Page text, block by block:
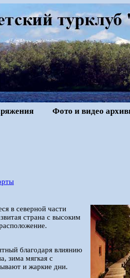
Фото и видео
в северной части
страна с высоким
благодаря влиянию
зима мягкая с
и жаркие дни.